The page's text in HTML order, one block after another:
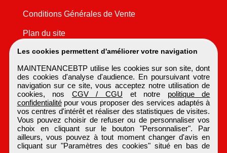
Les cookies permettent d'améliorer votre navigation
MAINTENANCEBTP utilise les cookies sur son site, dont
des cookies d'analyse d'audience. En poursuivant votre
navigation sur ce site, vous acceptez notre utilisation de
cookies, nos CGV / CGU et notre politique de
confidentialitépour vous proposer des services adaptés à
vos centres d'intérêt et réaliser des statistiques de visites.
Vous pouvez choisir de refuser ou de personnaliser vos
choix en cliquant sur le bouton "Personnaliser". Par
ailleurs, vous pouvez à tout moment changer d'avis en
cliquant sur "Paramètres des cookies" situé en bas de
Conditions Générales de Vente
Plan du site